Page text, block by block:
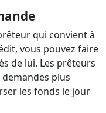
qui convient à
vous pouvez faire
de lui. Les prêteurs
plus
les fonds le jour